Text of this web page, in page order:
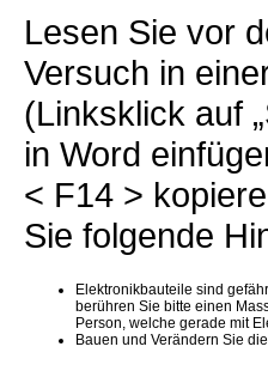
Lesen Sie vor
Versuch in
(Linksklick auf
in Word
< F14 >
Sie folgende
Elektronikbauteile sind
berühren Sie bitte einen
Person, welche gerade mit
Bauen und Verändern Sie